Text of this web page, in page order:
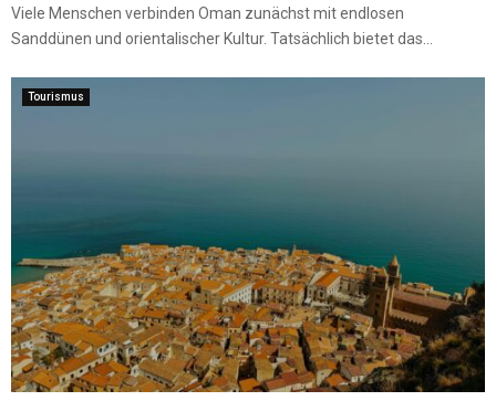
Viele Menschen verbinden Oman zunächst mit endlosen
Sanddünen und orientalischer Kultur. Tatsächlich bietet das...
Tourismus